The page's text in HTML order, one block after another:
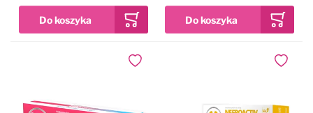
Dodaj do ulubionych Dodaj